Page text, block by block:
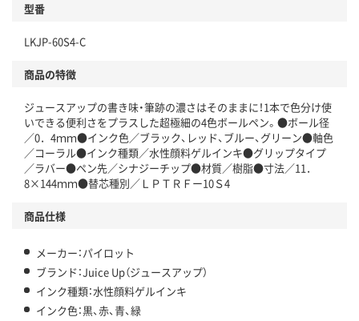
型番
LKJP-60S4-C
商品の特徴
ジュースアップの書き味・筆跡の濃さはそのままに！1本で色分け使
いできる便利さをプラスした超極細の4色ボールペン。●ボール径
／0．4ｍｍ●インク色／ブラック、レッド、ブルー、グリーン●軸色
／コーラル●インク種類／水性顔料ゲルインキ●グリップタイプ
／ラバー●ペン先／シナジーチップ●材質／樹脂●寸法／11．
8×144ｍｍ●替芯種別／ＬＰＴＲＦー10Ｓ4
商品仕様
メーカー：パイロット
ブランド：Juice Up（ジュースアップ）
インク種類：水性顔料ゲルインキ
インク色：黒、赤、青、緑